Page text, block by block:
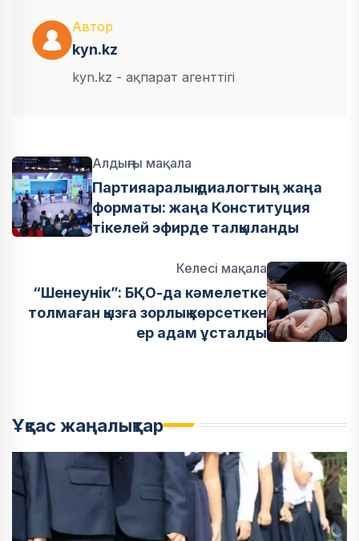
Автор
kyn.kz
kyn.kz - ақпарат агенттігі
Алдыңғы мақала
Партияаралық диалогтың жаңа
форматы: жаңа Конституция
тікелей эфирде талқыланды
Келесі мақала
“Шенеунік”: БҚО-да кәмелетке
толмаған қызға зорлық көрсеткен
ер адам ұсталды
Ұқсас жаңалықтар